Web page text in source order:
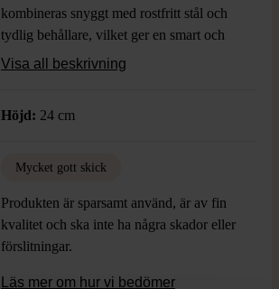
kombineras snyggt med rostfritt stål och
tydlig behållare, vilket ger en smart och
modern look till köket. Batterier måste
Visa all beskrivning
Höjd: 24 cm
Mycket gott skick
Produkten är sparsamt använd, är av fin
kvalitet och ska inte ha några skador eller
förslitningar.
Läs mer om hur vi bedömer